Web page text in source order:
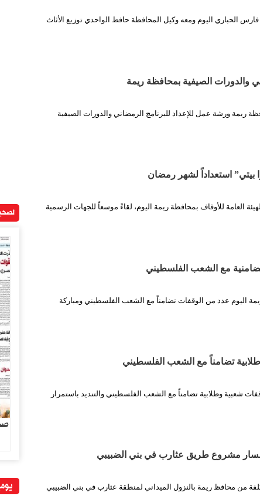
الحباري اليوم ومعه وكيل المحافظة حافظ الواحدي توزيع الأثاث
والدورات الصيفية بمحافظة ريمة
ريمة ورشة عمل للإعداد للبرنامج الرمضاني والدورات الصيفية
استعداداً لشهر رمضان
العامة للأوقاف بمحافظة ريمة اليوم، لقاءً موسعاً للجهات الرسمية
مع الشعب الفلسطيني
اليوم عدد من الوقفات تضامناً مع الشعب الفلسطيني ومباركة
تضامناً مع الشعب الفلسطيني
شعبية وطلابية تضامناً مع الشعب الفلسطيني والتنديد باستمرار
مشروع طريق عثارب في بني الضبيبي
من محافظ ريمة بالنزول الميداني لمنطقة عثارب في بني الضبيبي